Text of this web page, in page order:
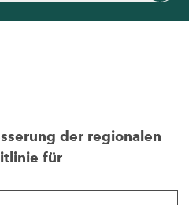
der regionalen
für